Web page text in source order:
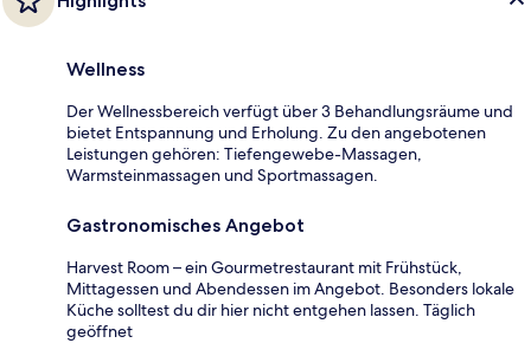
Wellness
Der Wellnessbereich verfügt über 3 Behandlungsräume und
bietet Entspannung und Erholung. Zu den angebotenen
Leistungen gehören: Tiefengewebe-Massagen,
Warmsteinmassagen und Sportmassagen.
Gastronomisches Angebot
Harvest Room – ein Gourmetrestaurant mit Frühstück,
Mittagessen und Abendessen im Angebot. Besonders lokale
Küche solltest du dir hier nicht entgehen lassen. Täglich
geöffnet